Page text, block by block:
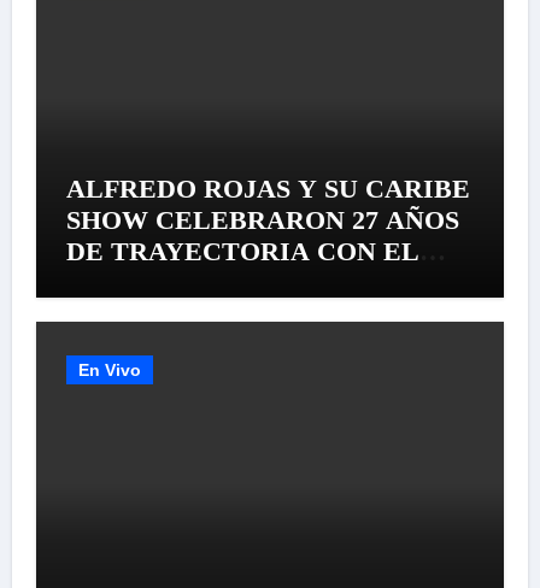
ALFREDO ROJAS Y SU CARIBE
SHOW CELEBRARON 27 AÑOS
DE TRAYECTORIA CON EL
SU «LIVE SESSION #1»
En Vivo